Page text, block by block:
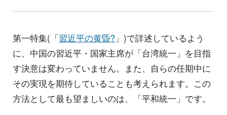
第一特集(「習近平の黄昏? 」)で詳述しているよう
に、中国の習近平・国家主席が「台湾統一」を目指
す決意は変わっていません。また、自らの任期中に
その実現を期待していることも考えられます。この
方法として最も望ましいのは、「平和統一」です。